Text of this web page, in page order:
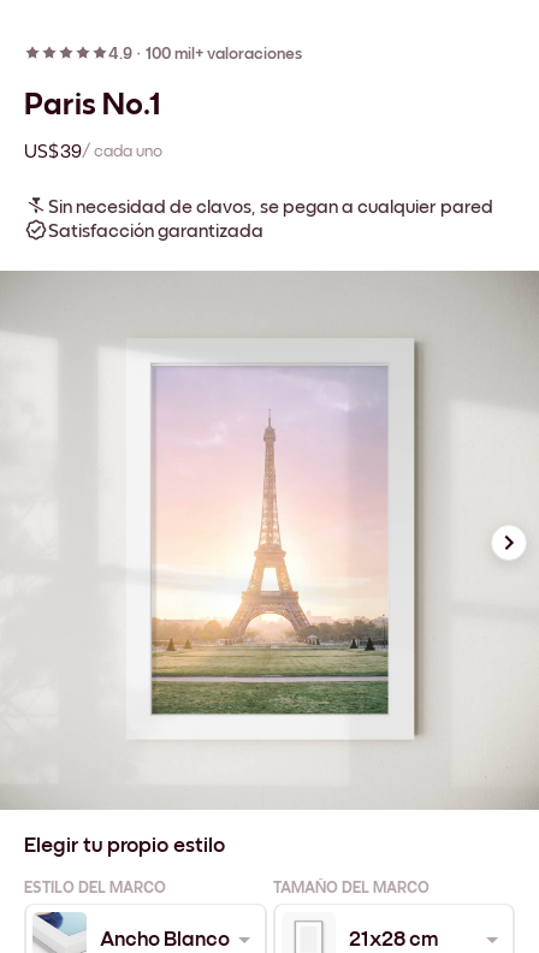
4.9 · 100 mil+ valoraciones
Paris No.1
US$39/ cada uno
Sin necesidad de clavos, se pegan a cualquier pared
Satisfacción garantizada
Elegir tu propio estilo
ESTILO DEL MARCO TAMAÑO DEL MARCO
Ancho Blanco 21x28 cm